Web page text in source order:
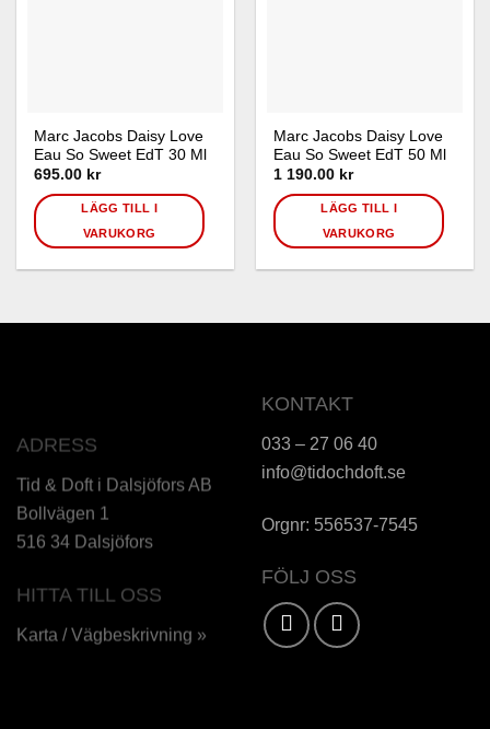
Marc Jacobs Daisy Love
Eau So Sweet EdT 30 Ml
695.00 kr
LÄGG TILL I
VARUKORG
Marc Jacobs Daisy Love
Eau So Sweet EdT 50 Ml
1 190.00 kr
LÄGG TILL I
VARUKORG
ADRESS
Tid & Doft i Dalsjöfors AB
Bollvägen 1
516 34 Dalsjöfors
HITTA TILL OSS
Karta / Vägbeskrivning »
KONTAKT
033 – 27 06 40
info@tidochdoft.se
Orgnr: 556537-7545
FÖLJ OSS